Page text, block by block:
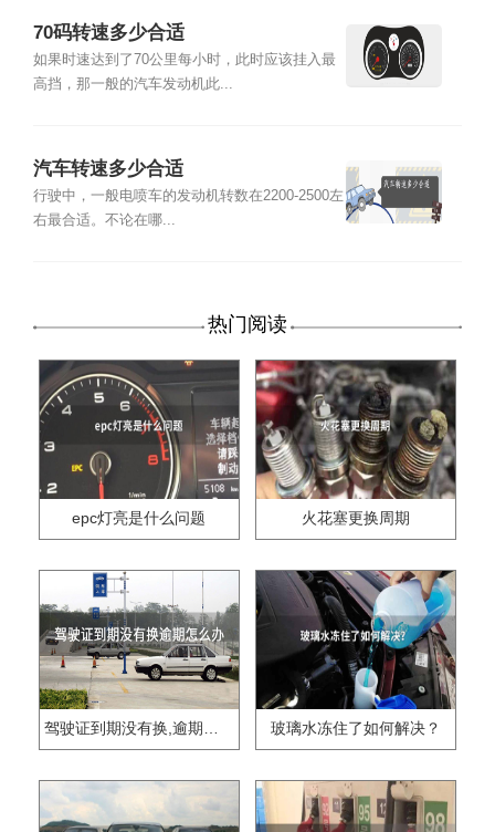
70码转速多少合适
如果时速达到了70公里每小时，此时应该挂入最
高挡，那一般的汽车发动机此...
汽车转速多少合适
行驶中，一般电喷车的发动机转数在2200-2500左
右最合适。不论在哪...
热门阅读
epc灯亮是什么问题 火花塞更换周期
驾驶证到期没有换,逾期怎么办?? 玻璃水冻住了如何解决？